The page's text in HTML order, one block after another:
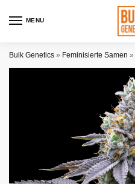
MENU
Bulk Genetics » Feminisierte Samen »